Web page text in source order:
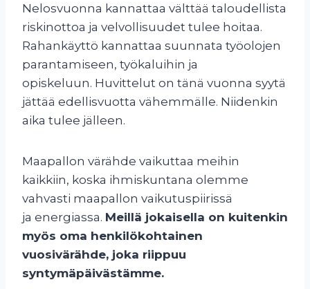
Nelosvuonna kannattaa välttää taloudellista
riskinottoa ja velvollisuudet tulee hoitaa.
Rahankäyttö kannattaa suunnata työolojen
parantamiseen, työkaluihin ja
opiskeluun. Huvittelut on tänä vuonna syytä
jättää edellisvuotta vähemmälle. Niidenkin
aika tulee jälleen.
Maapallon värähde vaikuttaa meihin
kaikkiin, koska ihmiskuntana olemme
vahvasti maapallon vaikutuspiirissä
ja energiassa. Meillä jokaisella on kuitenkin
myös oma henkilökohtainen
vuosivärähde, joka riippuu
syntymäpäivästämme.